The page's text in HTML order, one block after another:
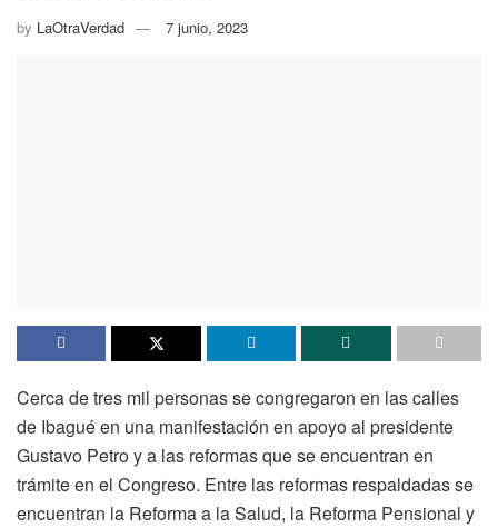
by LaOtraVerdad 7 junio, 2023
Cerca de tres mil personas se congregaron en las calles
de Ibagué en una manifestación en apoyo al presidente
Gustavo Petro y a las reformas que se encuentran en
trámite en el Congreso. Entre las reformas respaldadas se
encuentran la Reforma a la Salud, la Reforma Pensional y